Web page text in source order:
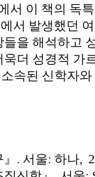
서 이 책의 독
서 발생했던
을 해석하고
더 성경적 가
속된 신학자
. 서울: 하나,